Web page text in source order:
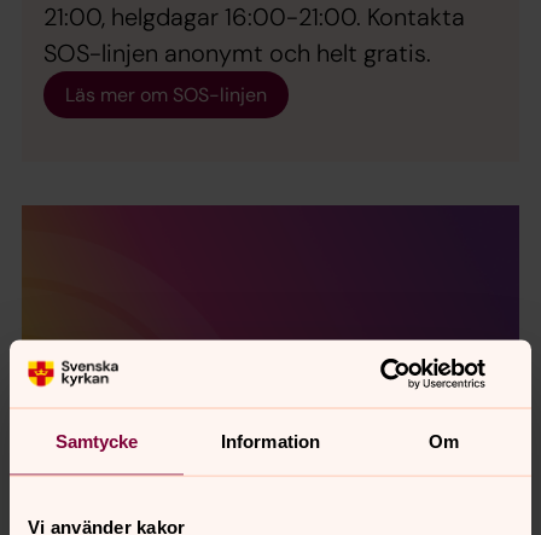
Samtycke Information Om
Vi använder kakor
21:00, helgdagar 16:00-21:00. Kontakta
SOS-linjen anonymt och helt gratis.
Läs mer om SOS-linjen